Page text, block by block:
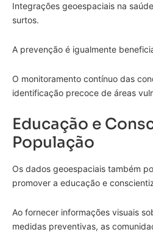
Integrações geoespaciais na
surtos.
A prevenção é igualmente
O monitoramento contínuo das
identificação precoce de áreas
Educação e
População
Os dados geoespaciais também
promover a educação e
Ao fornecer informações visuais
medidas preventivas, as